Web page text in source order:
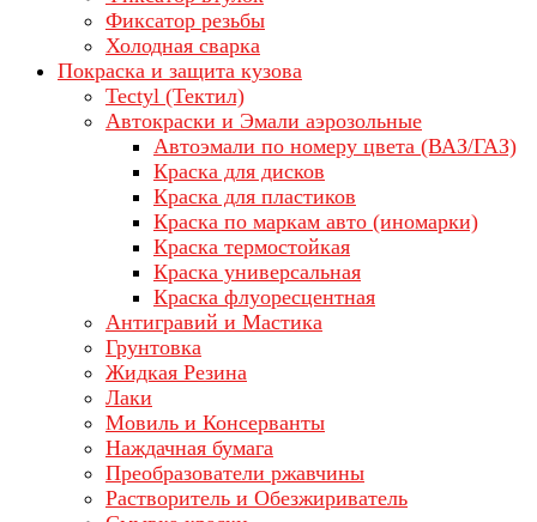
Фиксатор резьбы
Холодная сварка
Покраска и защита кузова
Tectyl (Тектил)
Автокраски и Эмали аэрозольные
Автоэмали по номеру цвета (ВАЗ/ГАЗ)
Краска для дисков
Краска для пластиков
Краска по маркам авто (иномарки)
Краска термостойкая
Краска универсальная
Краска флуоресцентная
Антигравий и Мастика
Грунтовка
Жидкая Резина
Лаки
Мовиль и Консерванты
Наждачная бумага
Преобразователи ржавчины
Растворитель и Обезжириватель